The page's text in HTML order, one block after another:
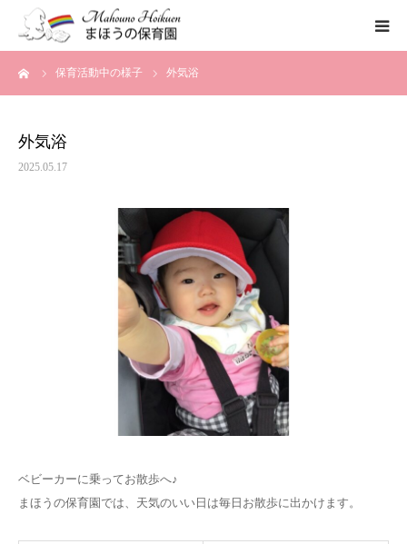
保育活動中の様子 外気浴
外気浴
2025.05.17
ベビーカーに乗ってお散歩へ♪
まほうの保育園では、天気のいい日は毎日お散歩に出かけます。
まほうの保育園の想い
一時保育について